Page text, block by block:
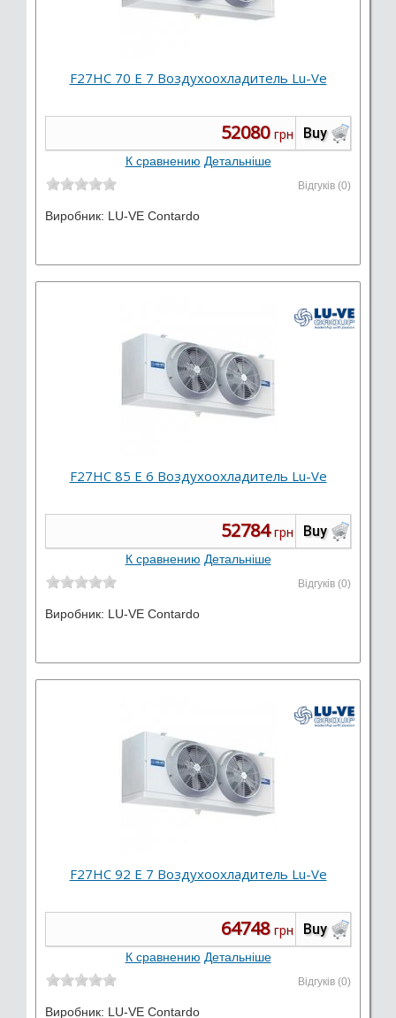
F27HC 70 E 7 Воздухоохладитель Lu-Ve
Buy
52080 грн
К сравнению Детальніше
Відгуків (0)
Виробник: LU-VE Contardo
F27HC 85 E 6 Воздухоохладитель Lu-Ve
Buy
52784 грн
К сравнению Детальніше
Відгуків (0)
Виробник: LU-VE Contardo
F27HC 92 E 7 Воздухоохладитель Lu-Ve
Buy
64748 грн
К сравнению Детальніше
Відгуків (0)
Виробник: LU-VE Contardo